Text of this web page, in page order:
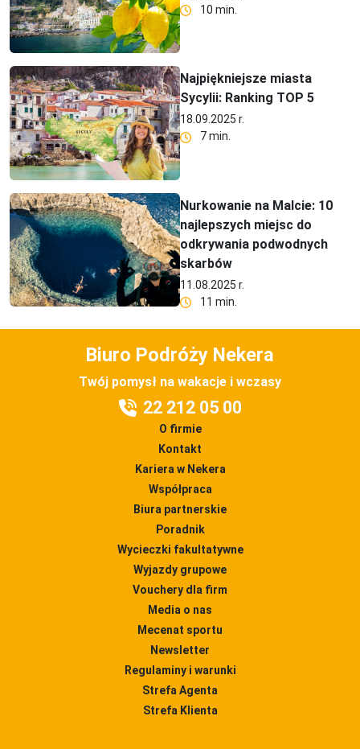
10 min.
Najpiękniejsze miasta
Sycylii: Ranking TOP 5
18.09.2025 r.
7 min.
Nurkowanie na Malcie: 10
najlepszych miejsc do
odkrywania podwodnych
skarbów
11.08.2025 r.
11 min.
Biuro Podróży Nekera
Twój pomysł na wakacje i wczasy
22 212 05 00
O firmie
Kontakt
Kariera w Nekera
Współpraca
Biura partnerskie
Poradnik
Wycieczki fakultatywne
Wyjazdy grupowe
Vouchery dla firm
Media o nas
Mecenat sportu
Newsletter
Regulaminy i warunki
Strefa Agenta
Strefa Klienta